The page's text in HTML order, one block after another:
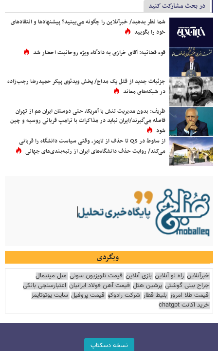
در بحث مشارکت کنید
شما نظر بدهید/ خبرآنلاین را چگونه می‌بینید؟ پیشنهادها و انتقادهای
خود را بگویید
قوه قضائیه: آقای خرازی به دادگاه ویژه روحانیت احضار شد
جزئیات جدید از قتل یک مداح/ پخش ویدئوی پیکر حمیدرضا رجب‌زاده
در شبکه‌های معاند
ظریف: بدون مدیریت تنش با آمریکا، حتی دوستان ایران هم از تهران
فاصله می‌گیرند/ایران نباید در مذاکرات با ترامپ قربانی روسیه و چین
شود
از سقوط در QS تا حذف از تایمز، وقتی سیاست دانشگاه را قربانی
می‌کند/ روایت حذف دانشگاه‌های ایران از رتبه‌بندی‌های جهانی
وبگردی
خبرآنلاین راه نو آنلاین بازی آنلاین قیمت تلویزیون سونی مبل مینیمال
جراح بینی گوشتی پرشین هتل قیمت آهن فولاد ایرانیان اعتبارسنجی بانکی
قیمت طلا امروز بلیط قطار شرکت رادوکو قیمت پروفیل سایت یوتوتایمز
خرید اکانت chatgpt
نسخه دسکتاپ